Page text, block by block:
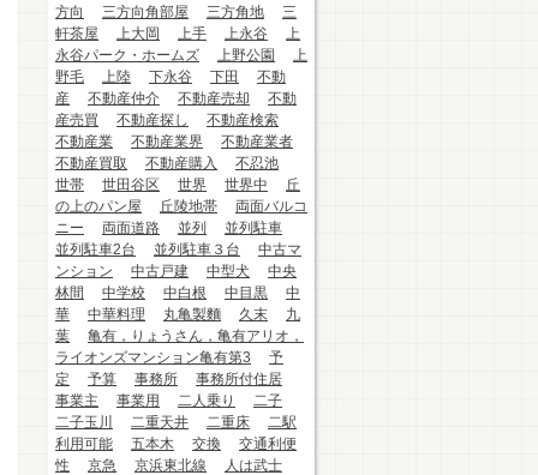
方向
三方向角部屋 三方角地
三
軒茶屋
上大岡 上手 上永谷
上
永谷パーク・ホームズ
上野公園
上
野毛
上陸 下永谷 下田
不動
産
不動産仲介 不動産売却
不動
産売買
不動産探し
不動産検索
不動産業
不動産業界
不動産業者
不動産買取
不動産購入
不忍池
世帯
世田谷区 世界 世界中
丘
の上のパン屋
丘陵地帯
両面バルコ
ニー
両面道路 並列
並列駐車
並列駐車2台
並列駐車３台
中古マ
ンション
中古戸建 中型犬
中央
林間
中学校 中白根 中目黒
中
華
中華料理 丸亀製麵 久末
九
葉
亀有，りょうさん，亀有アリオ，
ライオンズマンション亀有第3
予
定
予算 事務所
事務所付住居
事業主
事業用 二人乗り
二子
二子玉川
二重天井 二重床
二駅
利用可能
五本木 交換
交通利便
性
京急 京浜東北線
人は武士